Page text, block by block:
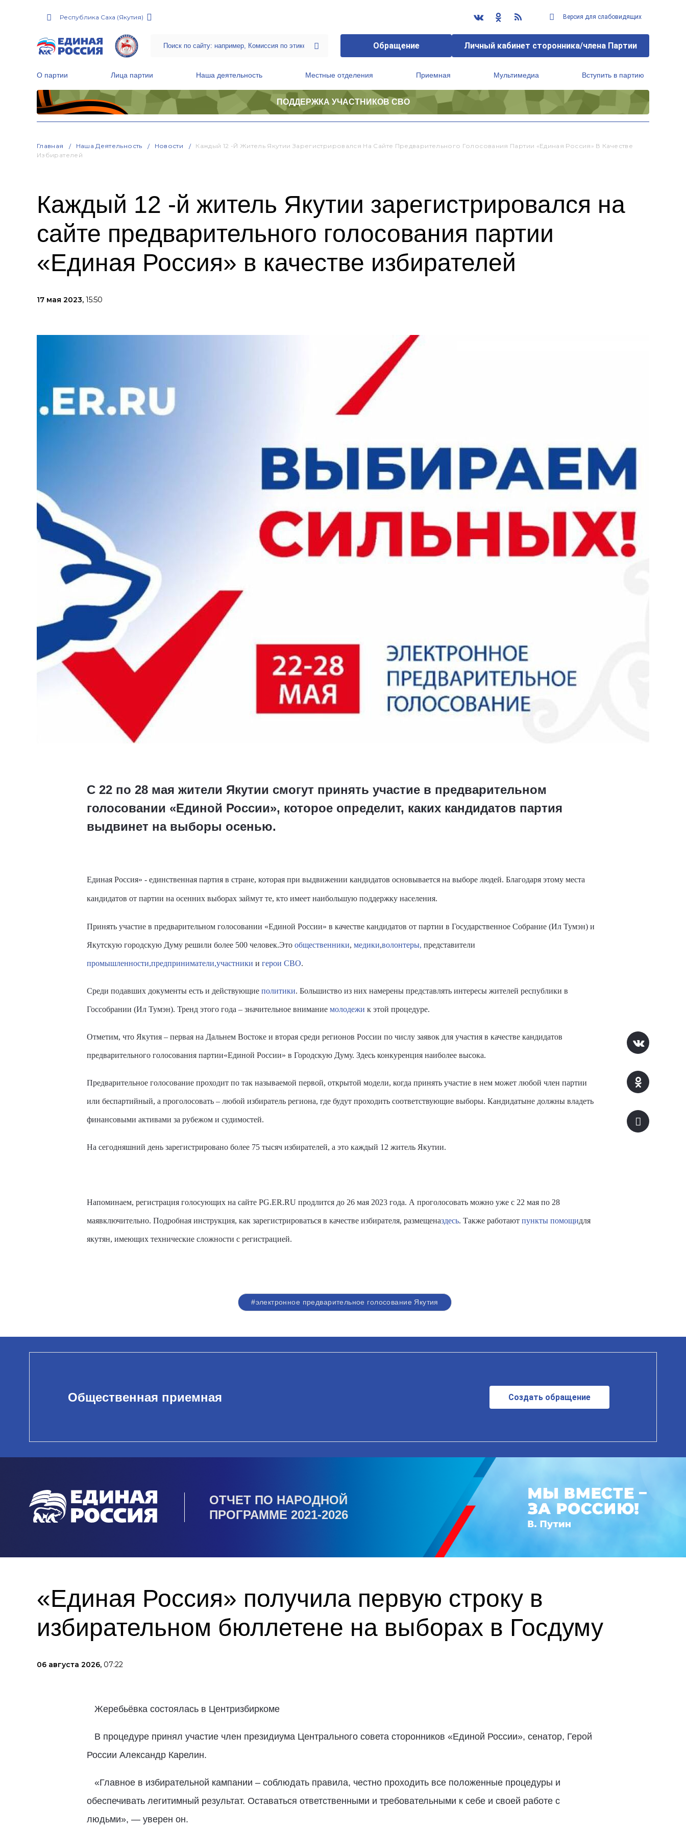
Республика Саха (Якутия) Версия для слабовидящих
Обращение Личный кабинет сторонника/члена Партии
О партии Лица партии Наша деятельность Местные отделения Приемная Мультимедиа Вступить в партию
ПОДДЕРЖКА УЧАСТНИКОВ СВО
Главная Наша Деятельность Новости
Каждый 12 -й Житель Якутии Зарегистрировался На Сайте Предварительного Голосования Партии «Единая Россия» В Качестве
Избирателей
Каждый 12 -й житель Якутии зарегистрировался на
сайте предварительного голосования партии
«Единая Россия» в качестве избирателей
17 мая 2023, 15:50
С 22 по 28 мая жители Якутии смогут принять участие в предварительном
голосовании «Единой России», которое определит, каких кандидатов партия
выдвинет на выборы осенью.
Единая Россия» - единственная партия в стране, которая при выдвижении кандидатов основывается на выборе людей. Благодаря этому места
кандидатов от партии на осенних выборах займут те, кто имеет наибольшую поддержку населения.
Принять участие в предварительном голосовании «Единой России» в качестве кандидатов от партии в Государственное Собрание (Ил Тумэн) и
Якутскую городскую Думу решили более 500 человек.Это общественники, медики,волонтеры, представители
промышленности,предприниматели,участники и герои СВО.
Среди подавших документы есть и действующие политики. Большиство из них намерены представлять интересы жителей республики в
Госсобрании (Ил Тумэн). Тренд этого года – значительное внимание молодежи к этой процедуре.
Отметим, что Якутия – первая на Дальнем Востоке и вторая среди регионов России по числу заявок для участия в качестве кандидатов
предварительного голосования партии«Единой России» в Городскую Думу. Здесь конкуренция наиболее высока.
Предварительное голосование проходит по так называемой первой, открытой модели, когда принять участие в нем может любой член партии
или беспартийный, а проголосовать – любой избиратель региона, где будут проходить соответствующие выборы. Кандидатыне должны владеть
финансовыми активами за рубежом и судимостей.
На сегодняшний день зарегистрировано более 75 тысяч избирателей, а это каждый 12 житель Якутии.
Напоминаем, регистрация голосующих на сайте PG.ER.RU продлитсядо 26 мая 2023 года. А проголосовать можно уже с 22 мая по 28
маявключительно. Подробная инструкция, как зарегистрироваться в качестве избирателя, размещеназдесь. Также работают пункты помощидля
якутян, имеющих технические сложности с регистрацией.
#электронное предварительное голосование Якутия
Общественная приемная Создать обращение
ОТЧЕТ ПО НАРОДНОЙ
ПРОГРАММЕ 2021-2026
«Единая Россия» получила первую строку в
избирательном бюллетене на выборах в Госдуму
06 августа 2026, 07:22
Жеребьёвка состоялась в Центризбиркоме
В процедуре принял участие член президиума Центрального совета сторонников «Единой России», сенатор, Герой
России Александр Карелин.
«Главное в избирательной кампании – соблюдать правила, честно проходить все положенные процедуры и
обеспечивать легитимный результат. Оставаться ответственными и требовательными к себе и своей работе с
людьми», — уверен он.